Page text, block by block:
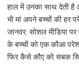
हाल में उनका साथ देती
भी मां अपने बच्चों की हर
जानवर. सोशल मीडिया
के बच्चों को एक कौआ
फिर कैसे कौए को सबक